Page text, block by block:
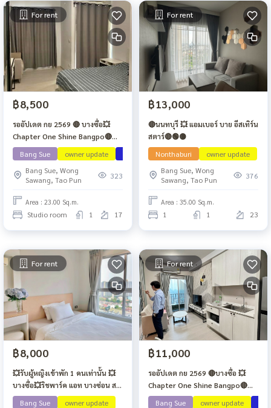
For rent
฿8,500
รออัปเดต กย 2569 🔴 บางซื่อ💥
Chapter One Shine Bangpo🔴🟢
🟡
Bang Sue owner update
Bang Sue, Wong
Sawang, Tao Pun
323
Area : 23.00 Sq.m.
Studio room 1 17
For rent
฿13,000
🔴นนทบุรี 💥 แอมเบอร์ บาย อีสเทิร์น
สตาร์🔴🟢🟡
Nonthaburi
owner update
Bang Sue, Wong
Sawang, Tao Pun
376
Area : 35.00 Sq.m.
1 1 23
For rent
฿8,000
💥รับผู้หญิงเข้าพัก 1 คนเท่านั้น 💥
บางซื่อ💥ริชพาร์ค แอท บางซ่อน ส
เตชั่น🔴🟢🟡
Bang Sue
owner update
For rent
฿11,000
รออัปเดต กย 2569 🔴บางซื่อ 💥
Chapter One Shine Bangpo🔴🟢
🟡
Bang Sue owner update